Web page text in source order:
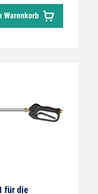
bar max. 45
Warenkorb
für die